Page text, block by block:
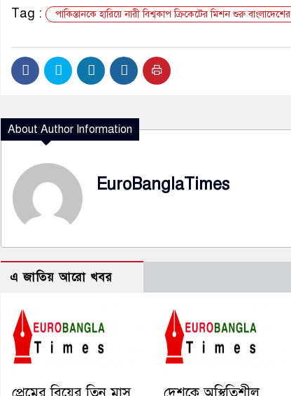
Tag :
পাকিস্তানকে হারিয়ে নারী বিশ্বকাপ ক্রিকেটের মিশন শুরু বাংলাদেশের
About Author Information
EuroBanglaTimes
এ জাতিয় আরো খবর